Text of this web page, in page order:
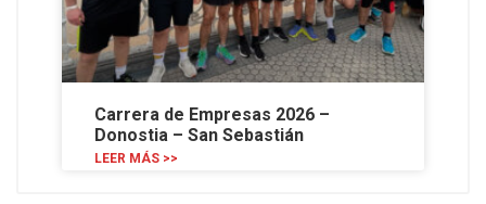
Carrera de Empresas 2026 –
Donostia – San Sebastián
LEER MÁS >>